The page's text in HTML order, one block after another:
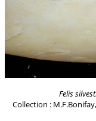
Felis
Collection :